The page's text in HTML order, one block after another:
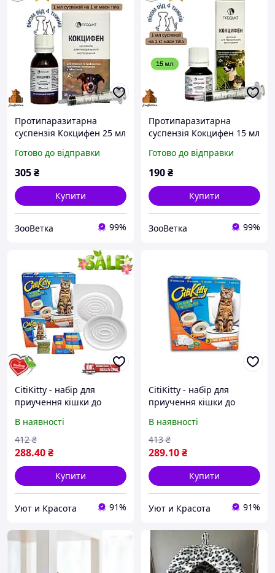
Протипаразитарна
суспензія Кокцифен 25 мл
кокцидій для собак і котів
(Код товару: PR-31045-VT)
Готово до відправки
305₴
Купити
ЗооВетка 99%
Протипаразитарна
суспензія Кокцифен 15 мл
кокцидій для собак і котів
(Код товару: PR-31045-VT)
Готово до відправки
190₴
Купити
ЗооВетка 99%
CitiKitty - набір для
приучення кішки до
В наявності
288.40₴
412 ₴
Купити
Уют и Красота 91%
CitiKitty - набір для
приучення кішки до
В наявності
289.10₴
413 ₴
Купити
Уют и Красота 91%